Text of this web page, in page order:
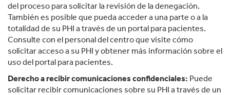
del proceso para solicitar la revisión de la denegación.
También es posible que pueda acceder a una parte o a la
totalidad de su PHI a través de un portal para pacientes.
Consulte con el personal del centro que visite cómo
solicitar acceso a su PHI y obtener más información sobre el
uso del portal para pacientes.
Derecho a recibir comunicaciones confidenciales: Puede
solicitar recibir comunicaciones sobre su PHI a través de un